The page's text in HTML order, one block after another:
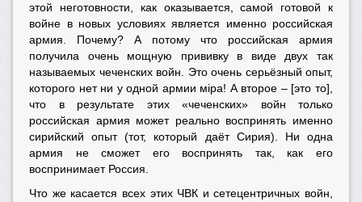
этой неготовности, как оказывается, самой готовой к
войне в новых условиях является именно российская
армия. Почему? А потому что российская армия
получила очень мощную прививку в виде двух так
называемых чеченских войн. Это очень серьёзный опыт,
которого нет ни у одной армии мiра! А второе – [это то],
что в результате этих «чеченских» войн только
российская армия может реально воспринять именно
сирийский опыт (тот, который даёт Сирия). Ни одна
армия не сможет его воспринять так, как его
воспринимает Россия.
Что же касается всех этих ЧВК и сетецентричных войн,